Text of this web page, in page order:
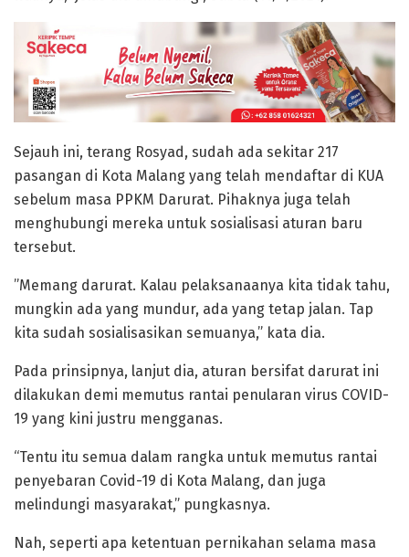
Sejauh ini, terang Rosyad, sudah ada sekitar 217
pasangan di Kota Malang yang telah mendaftar di KUA
sebelum masa PPKM Darurat. Pihaknya juga telah
menghubungi mereka untuk sosialisasi aturan baru
tersebut.
”Memang darurat. Kalau pelaksanaanya kita tidak tahu,
mungkin ada yang mundur, ada yang tetap jalan. Tap
kita sudah sosialisasikan semuanya,” kata dia.
Pada prinsipnya, lanjut dia, aturan bersifat darurat ini
dilakukan demi memutus rantai penularan virus COVID-
19 yang kini justru mengganas.
“Tentu itu semua dalam rangka untuk memutus rantai
penyebaran Covid-19 di Kota Malang, dan juga
melindungi masyarakat,” pungkasnya.
Nah, seperti apa ketentuan pernikahan selama masa